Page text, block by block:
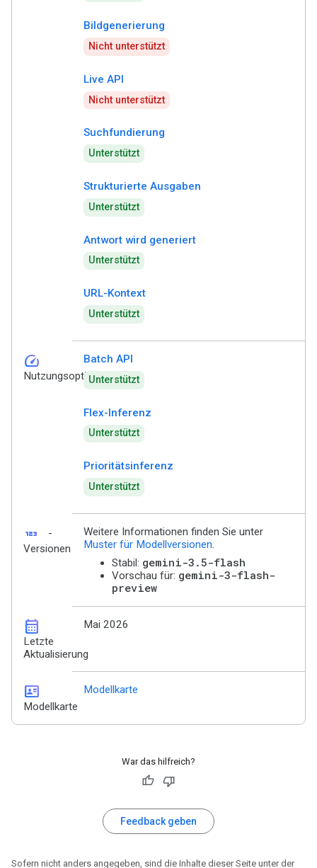
Bildgenerierung
Nicht unterstützt
Live API
Nicht unterstützt
Suchfundierung
Unterstützt
Strukturierte Ausgaben
Unterstützt
Antwort wird generiert
Unterstützt
URL-Kontext
Unterstützt
speed
Nutzungsoptionen
Batch API
Unterstützt
Flex-Inferenz
Unterstützt
Prioritätsinferenz
Unterstützt
123
-
Versionen
Weitere Informationen finden Sie unter
Muster für Modellversionen.
Stabil: gemini-3.5-flash
Vorschau für: gemini-3-flash-
preview
calendar_month
Letzte
Aktualisierung
Mai 2026
id_card
Modellkarte
Modellkarte
War das hilfreich?
Feedback geben
Sofern nicht anders angegeben, sind die Inhalte dieser Seite unter der